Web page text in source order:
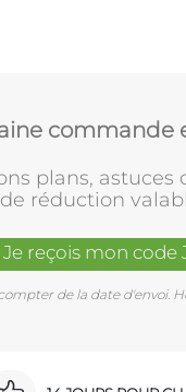
commande
plans,
réduction
Je reçois mon code
de la date d'envoi.